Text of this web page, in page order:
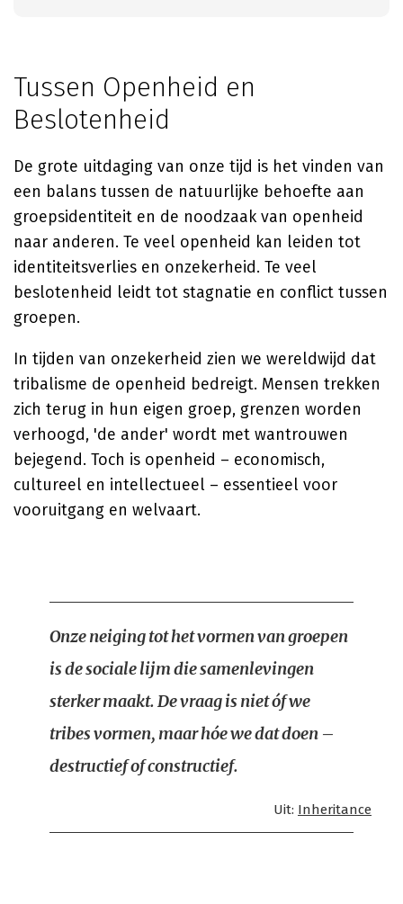
Tussen Openheid en
Beslotenheid
De grote uitdaging van onze tijd is het vinden van
een balans tussen de natuurlijke behoefte aan
groepsidentiteit en de noodzaak van openheid
naar anderen. Te veel openheid kan leiden tot
identiteitsverlies en onzekerheid. Te veel
beslotenheid leidt tot stagnatie en conflict tussen
groepen.
In tijden van onzekerheid zien we wereldwijd dat
tribalisme de openheid bedreigt. Mensen trekken
zich terug in hun eigen groep, grenzen worden
verhoogd, 'de ander' wordt met wantrouwen
bejegend. Toch is openheid – economisch,
cultureel en intellectueel – essentieel voor
vooruitgang en welvaart.
Onze neiging tot het vormen van groepen
is de sociale lijm die samenlevingen
sterker maakt. De vraag is niet óf we
tribes vormen, maar hóe we dat doen –
destructief of constructief.
Uit: Inheritance